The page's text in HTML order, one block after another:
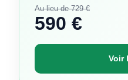
Au lieu de 729 €
590 €
Voir